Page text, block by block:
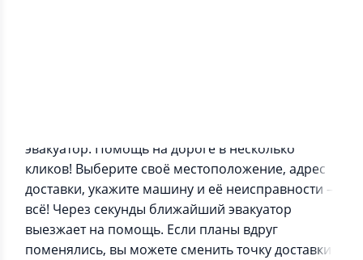
эвакуатор. Помощь на дороге в несколько
кликов! Выберите своё местоположение, адрес
доставки, укажите машину и её неисправности –
всё! Через секунды ближайший эвакуатор
выезжает на помощь. Если планы вдруг
поменялись, вы можете сменить точку доставки